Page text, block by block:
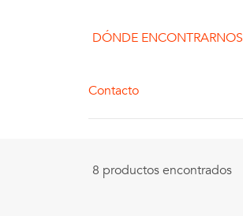
DÓNDE ENCONTRARNOS
Contacto
8 productos encontrados